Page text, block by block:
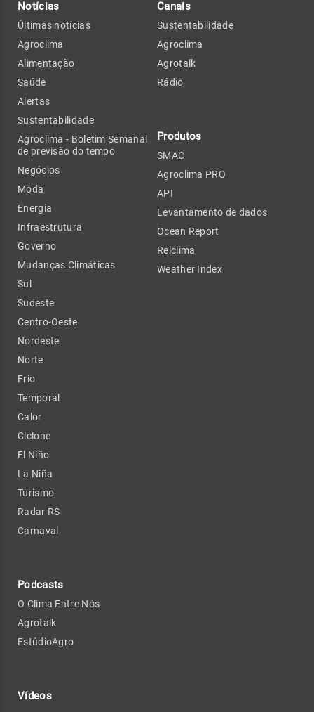
Notícias
Últimas notícias
Agroclima
Alimentação
Saúde
Alertas
Sustentabilidade
Agroclima - Boletim Semanal
de previsão do tempo
Negócios
Moda
Energia
Infraestrutura
Governo
Mudanças Climáticas
Sul
Sudeste
Centro-Oeste
Nordeste
Norte
Frio
Temporal
Calor
Ciclone
El Niño
La Niña
Turismo
Radar RS
Carnaval
Podcasts
O Clima Entre Nós
Agrotalk
EstúdioAgro
Vídeos
Canais
Sustentabilidade
Agroclima
Agrotalk
Rádio
Produtos
SMAC
Agroclima PRO
API
Levantamento de dados
Ocean Report
Relclima
Weather Index